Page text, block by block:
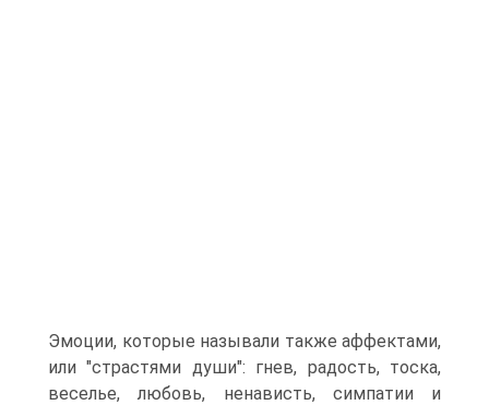
Эмоции, которые называли также аффектами,
или "страстями души": гнев, радость, тоска,
веселье, любовь, ненависть, симпатии и